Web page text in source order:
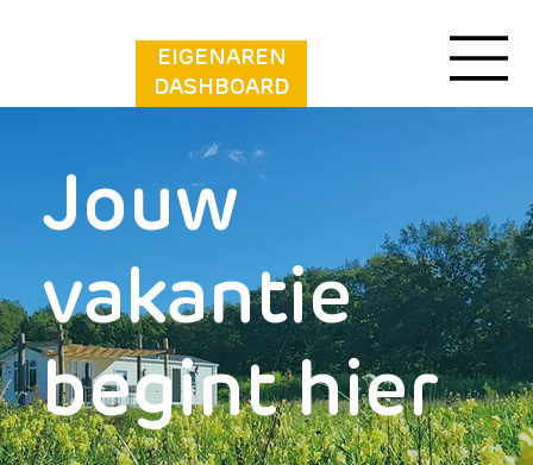
EIGENAREN
DASHBOARD
Jouw
vakantie
begint hier